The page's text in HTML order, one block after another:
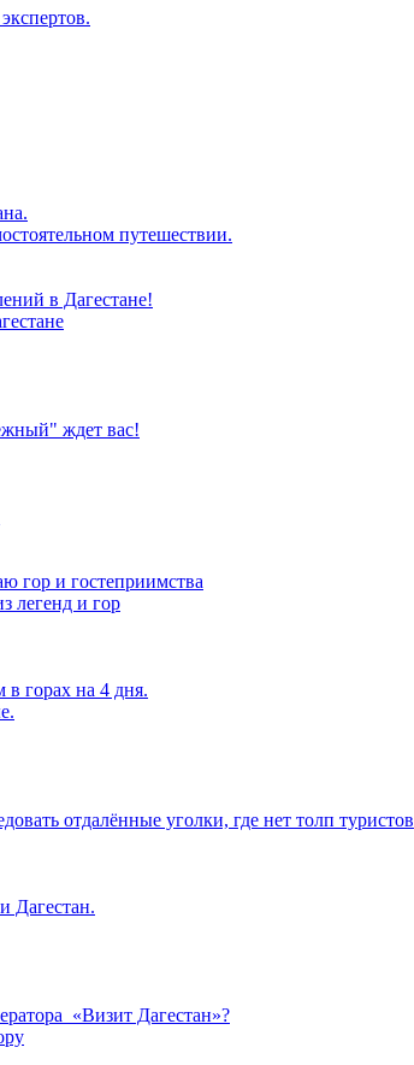
путешествии.
в Дагестане!
ждет вас!
гор и гостеприимства
легенд и гор
в горах на 4 дня.
отдалённые уголки, где нет толп туристов
Дагестан.
«Визит Дагестан»?